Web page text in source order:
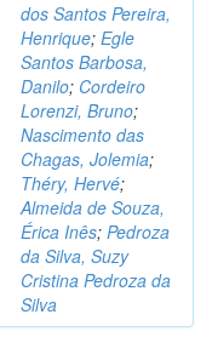
dos Santos Pereira,
Henrique; Egle
Santos Barbosa,
Danilo; Cordeiro
Lorenzi, Bruno;
Nascimento das
Chagas, Jolemia;
Théry, Hervé;
Almeida de Souza,
Érica Inês; Pedroza
da Silva, Suzy
Cristina Pedroza da
Silva